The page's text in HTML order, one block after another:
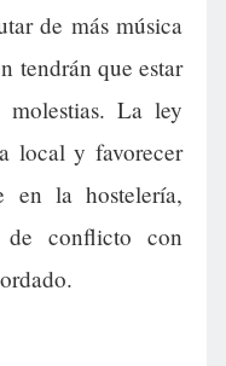
de más música
tendrán que estar
La ley
local y favorecer
en la hostelería,
conflicto con